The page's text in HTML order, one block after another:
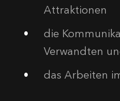
Attraktionen
die
Verwandten
das Arbeiten